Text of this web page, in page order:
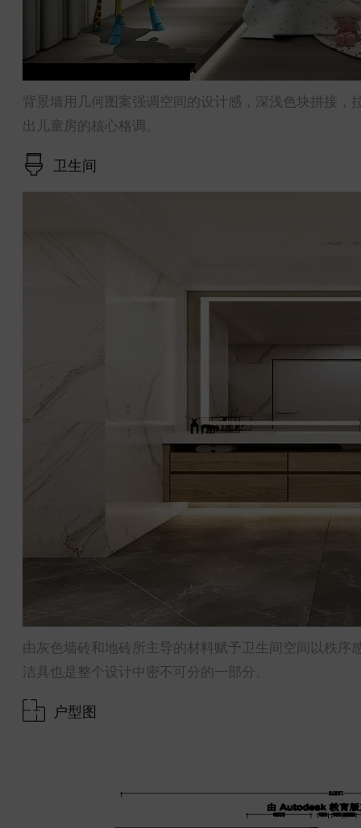
背景墙用几何图案强调空间的设计感，深浅色块拼接
出儿童房的核心格调。
卫生间
由灰色墙砖和地砖所主导的材料赋予卫生间空间以秩
洁具也是整个设计中密不可分的一部分。
户型图